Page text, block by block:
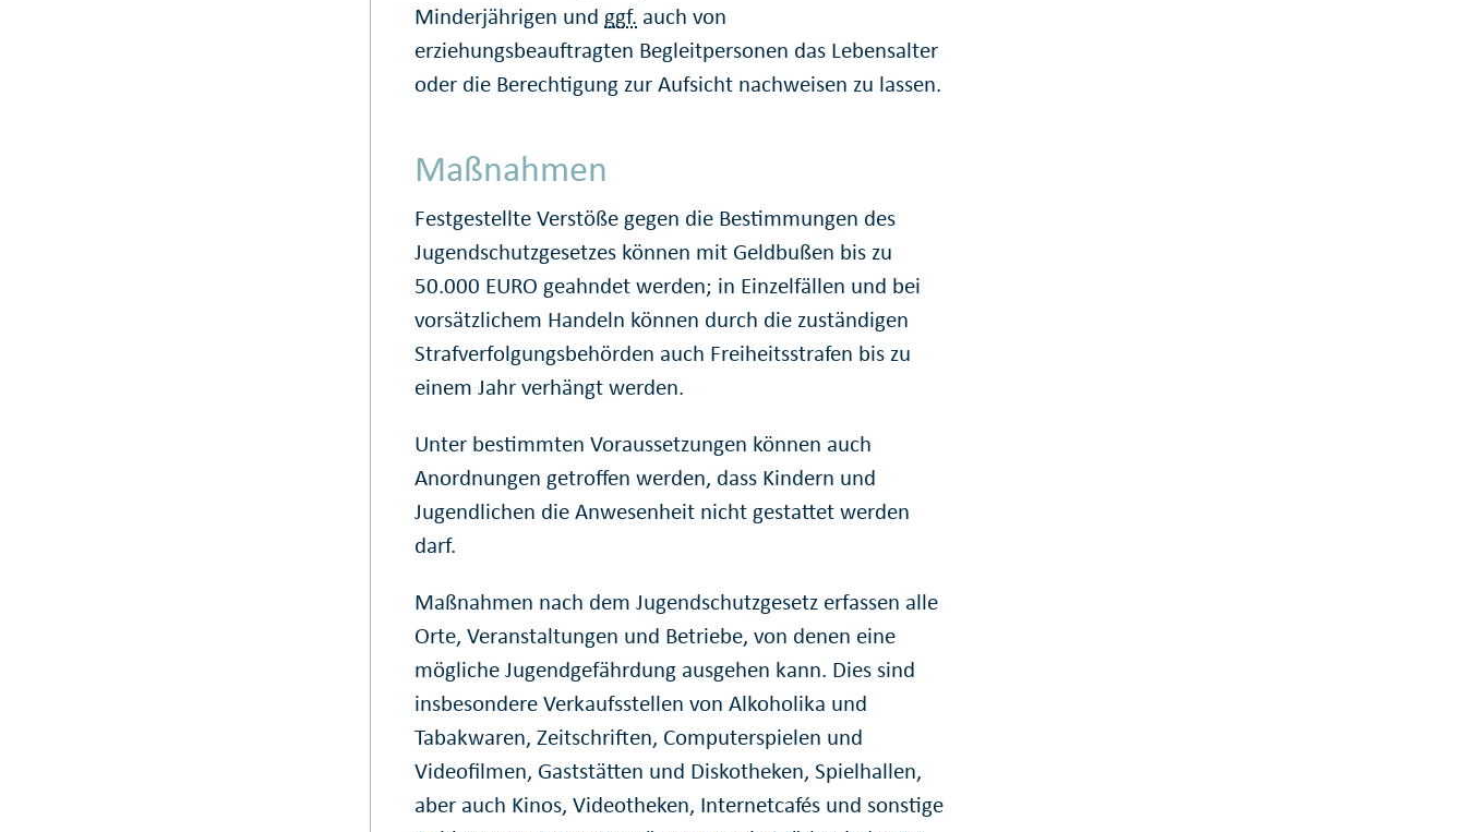
Minderjährigen und ggf. auch von
erziehungsbeauftragten Begleitpersonen das Lebensalter
oder die Berechtigung zur Aufsicht nachweisen zu lassen.
Maßnahmen
Festgestellte Verstöße gegen die Bestimmungen des
Jugendschutzgesetzes können mit Geldbußen bis zu
50.000 EURO geahndet werden; in Einzelfällen und bei
vorsätzlichem Handeln können durch die zuständigen
Strafverfolgungsbehörden auch Freiheitsstrafen bis zu
einem Jahr verhängt werden.
Unter bestimmten Voraussetzungen können auch
Anordnungen getroffen werden, dass Kindern und
Jugendlichen die Anwesenheit nicht gestattet werden
darf.
Maßnahmen nach dem Jugendschutzgesetz erfassen alle
Orte, Veranstaltungen und Betriebe, von denen eine
mögliche Jugendgefährdung ausgehen kann. Dies sind
insbesondere Verkaufsstellen von Alkoholika und
Tabakwaren, Zeitschriften, Computerspielen und
Videofilmen, Gaststätten und Diskotheken, Spielhallen,
aber auch Kinos, Videotheken, Internetcafés und sonstige